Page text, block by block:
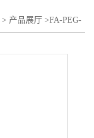
> 产品展厅 >FA-PEG-